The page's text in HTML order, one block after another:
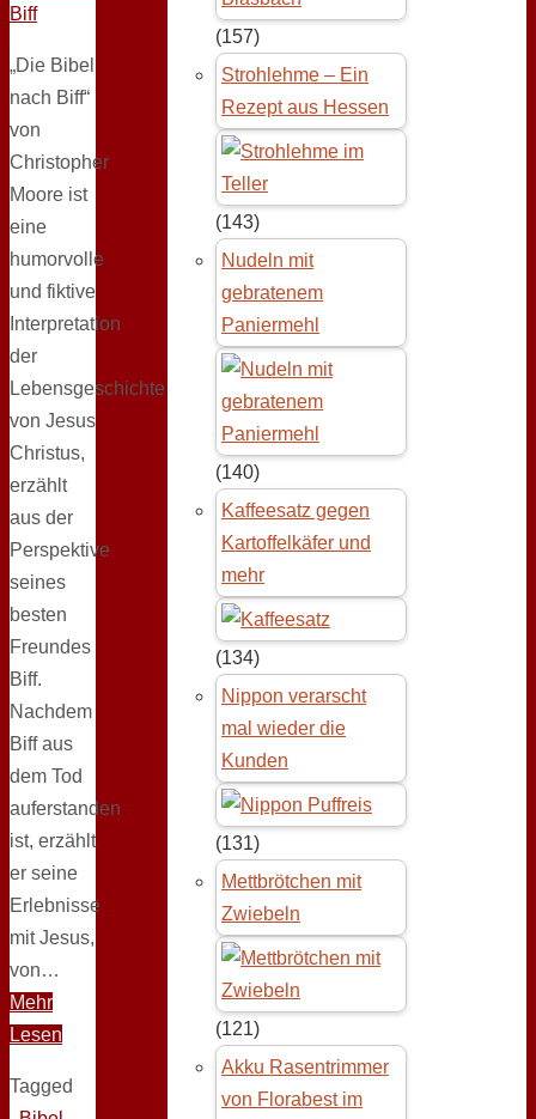
„Die Bibel
nach Biff“
von
Christopher
Moore ist
eine
humorvolle
und fiktive
Interpretation
der
Lebensgeschichte
von Jesus
Christus,
erzählt
aus der
Perspektive
seines
besten
Freundes
Biff.
Nachdem
Biff aus
dem Tod
auferstanden
ist, erzählt
er seine
Erlebnisse
mit Jesus,
von…
Mehr
Lesen
Tagged
(157)
Strohlehme – Ein
Rezept aus Hessen
(143)
Nudeln mit
gebratenem
Paniermehl
(140)
Kaffeesatz gegen
Kartoffelkäfer und
mehr
(134)
Nippon verarscht
mal wieder die
Kunden
(131)
Mettbrötchen mit
Zwiebeln
(121)
Akku Rasentrimmer
von Florabest im